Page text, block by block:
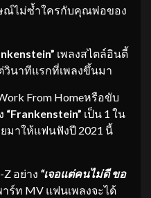
ณ์ไม่ซ้ำใครกับคุณพ่อของ
เพลงสไตล์อินดี้
วินาทีแรกที่เพลงขึ้นมา
From Homeหรือขับ
“Frankenstein” เป็น 1 ใน
ยมาให้แฟนฟังปี 2021 นี้
อย่าง “เจอแต่คนไม่ดี ขอ
ร์ท MV แฟนเพลงจะได้